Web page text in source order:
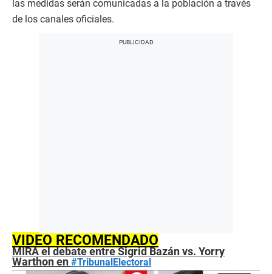
las medidas serán comunicadas a la población a través
de los canales oficiales.
VIDEO RECOMENDADO
MIRA el debate entre Sigrid Bazán vs. Yorry
Warthon en #TribunalElectoral